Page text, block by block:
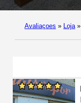
Avaliaçoes » Loja »